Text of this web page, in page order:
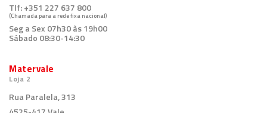
Tlf:+351 227 637 800
(Chamada para a rede fixa nacional)
Seg a Sex 07h30 às 19h00
Sábado 08:30-14:30
Matervale
Loja 2
Rua Paralela, 313